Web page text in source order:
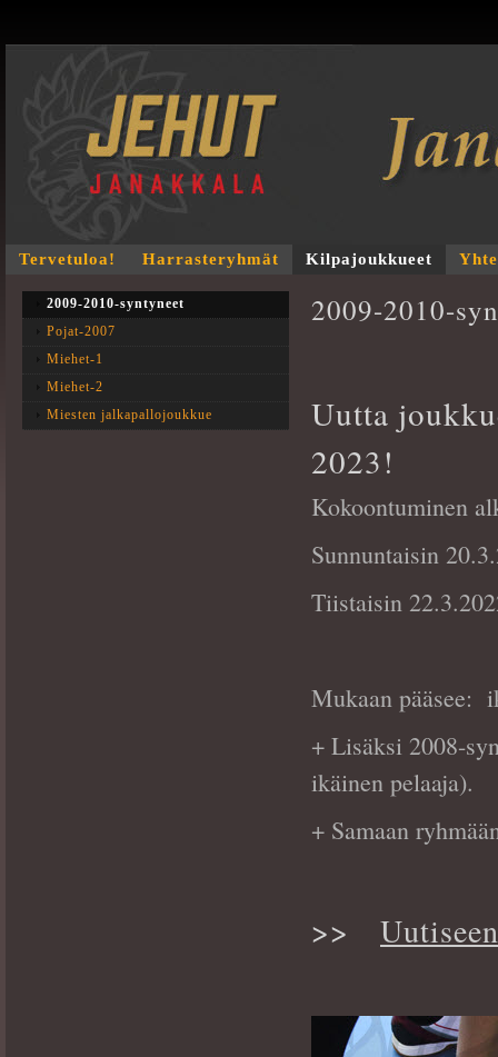
Tervetuloa! Harrasteryhmät Kilpajoukkueet
2009-2010-
Uutta
2023!
Kokoontuminen
Sunnuntaisin
Tiistaisin
Mukaan pääsee:
+ Lisäksi 2008-
ikäinen pelaaja).
+ Samaan
>>
2009-2010-syntyneet
Pojat-2007
Miehet-1
Miehet-2
Miesten jalkapallojoukkue